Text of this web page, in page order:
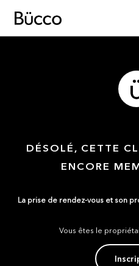
DÉSOLÉ, CETTE
ENCORE
La prise de rendez-vous et son
Vous êtes le